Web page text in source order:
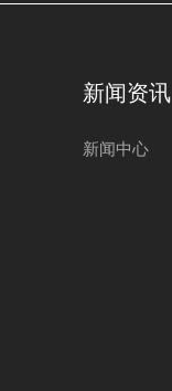
新闻资讯
新闻中心